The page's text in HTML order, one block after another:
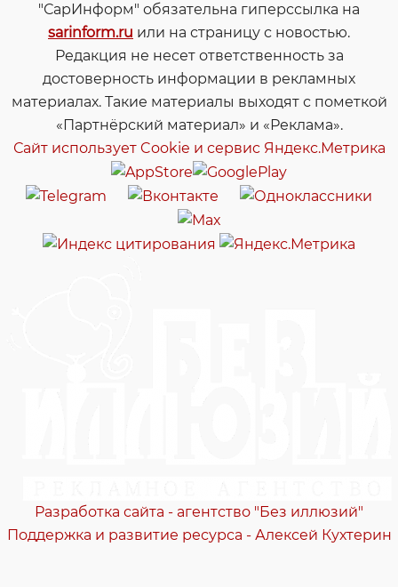
"СарИнформ" обязательна гиперссылка на
sarinform.ru или на страницу с новостью.
Редакция не несет ответственность за
достоверность информации в рекламных
материалах. Такие материалы выходят с пометкой
«Партнёрский материал» и «Реклама».
Сайт использует Cookie и сервиc Яндекс.Метрика
Разработка сайта - агентство "Без иллюзий"
Поддержка и развитие ресурса - Алексей Кухтерин